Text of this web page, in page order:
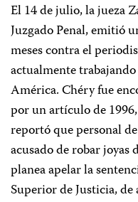
El 14 de julio, la jueza
Juzgado Penal, emitió
meses contra el
actualmente
América. Chéry fue
por un artículo de
reportó que personal
acusado de robar
planea apelar la
Superior de Justicia, de